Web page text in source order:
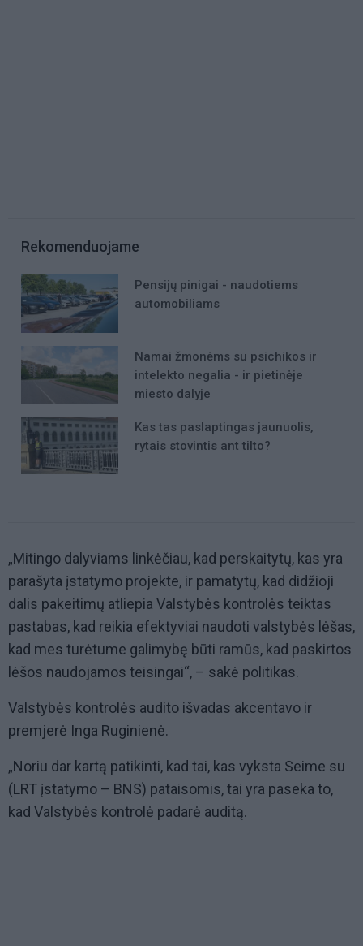
Rekomenduojame
Pensijų pinigai - naudotiems
automobiliams
Namai žmonėms su psichikos ir
intelekto negalia - ir pietinėje
miesto dalyje
Kas tas paslaptingas jaunuolis,
rytais stovintis ant tilto?
„Mitingo dalyviams linkėčiau, kad perskaitytų, kas yra
parašyta įstatymo projekte, ir pamatytų, kad didžioji
dalis pakeitimų atliepia Valstybės kontrolės teiktas
pastabas, kad reikia efektyviai naudoti valstybės lėšas,
kad mes turėtume galimybę būti ramūs, kad paskirtos
lėšos naudojamos teisingai“, – sakė politikas.
Valstybės kontrolės audito išvadas akcentavo ir
premjerė Inga Ruginienė.
„Noriu dar kartą patikinti, kad tai, kas vyksta Seime su
(LRT įstatymo – BNS) pataisomis, tai yra paseka to,
kad Valstybės kontrolė padarė auditą.